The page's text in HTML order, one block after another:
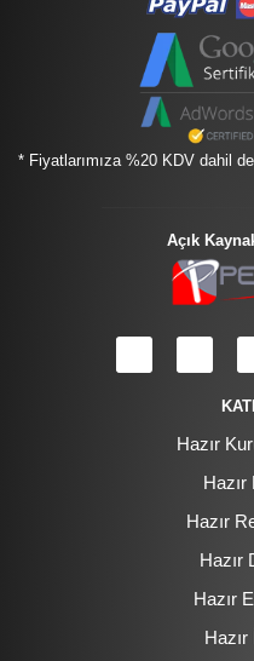
* Fiyatlarımıza %20 KDV dahil
Açık
Hazır
Hazır
Hazır
Hazır